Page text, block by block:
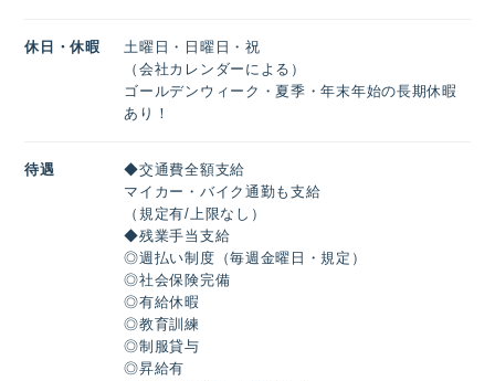
休日・休暇
土曜日・日曜日・祝
（会社カレンダーによる）
ゴールデンウィーク・夏季・年末年始の長期休暇
あり！
待遇
◆交通費全額支給
マイカー・バイク通勤も支給
（規定有/上限なし）
◆残業手当支給
◎週払い制度（毎週金曜日・規定）
◎社会保険完備
◎有給休暇
◎教育訓練
◎制服貸与
◎昇給有